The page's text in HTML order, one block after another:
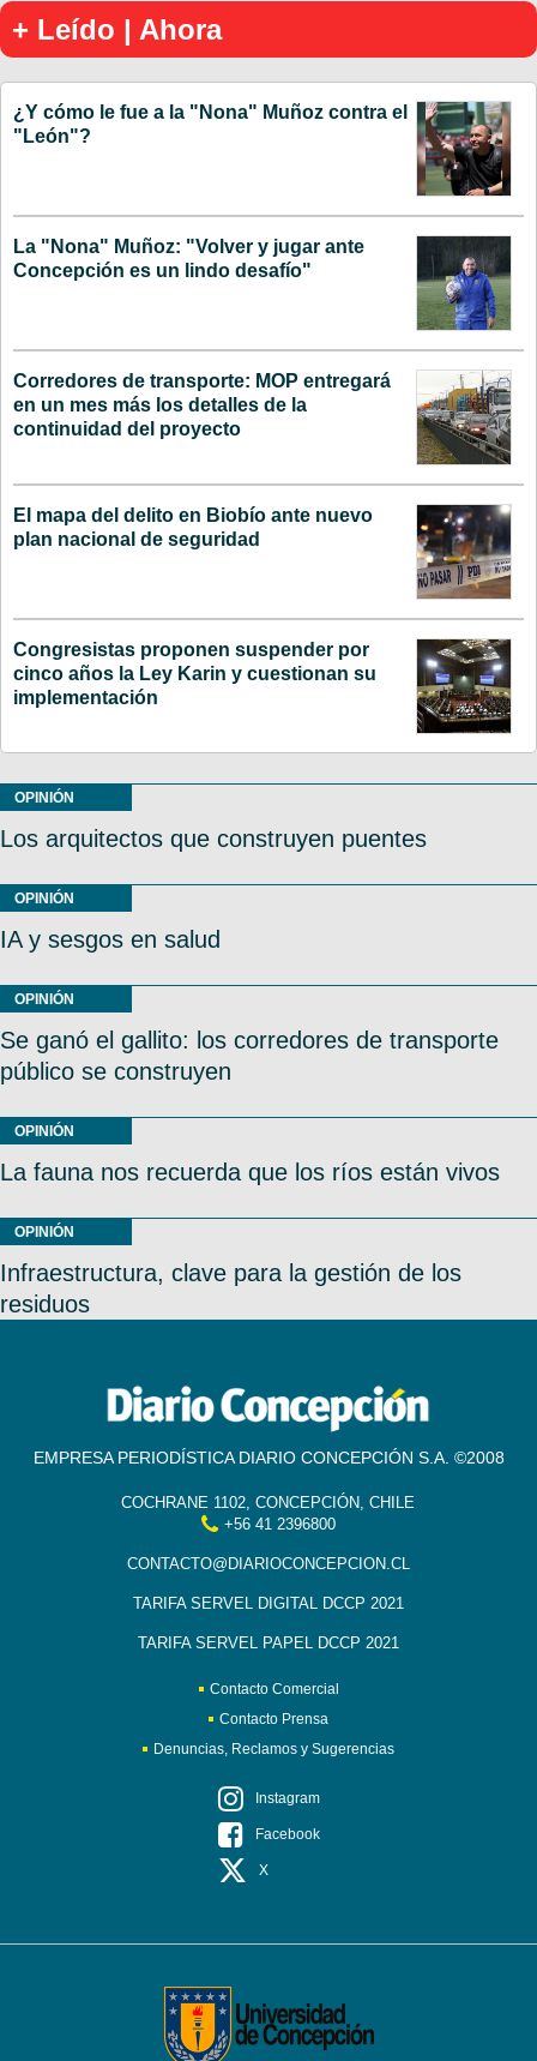
+ Leído | Ahora
¿Y cómo le fue a la "Nona" Muñoz contra el
"León"?
La "Nona" Muñoz: "Volver y jugar ante
Concepción es un lindo desafío"
Corredores de transporte: MOP entregará
en un mes más los detalles de la
continuidad del proyecto
El mapa del delito en Biobío ante nuevo
plan nacional de seguridad
Congresistas proponen suspender por
cinco años la Ley Karin y cuestionan su
implementación
OPINIÓN
Los arquitectos que construyen puentes
OPINIÓN
IA y sesgos en salud
OPINIÓN
Se ganó el gallito: los corredores de transporte
público se construyen
OPINIÓN
La fauna nos recuerda que los ríos están vivos
OPINIÓN
Infraestructura, clave para la gestión de los
residuos
EMPRESA PERIODÍSTICA DIARIO CONCEPCIÓN S.A. ©2008
COCHRANE 1102, CONCEPCIÓN, CHILE
+56 41 2396800
CONTACTO@DIARIOCONCEPCION.CL
TARIFA SERVEL DIGITAL DCCP 2021
TARIFA SERVEL PAPEL DCCP 2021
Contacto Comercial
Contacto Prensa
Denuncias, Reclamos y Sugerencias
Instagram
Facebook
X